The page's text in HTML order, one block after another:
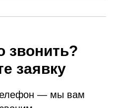
звонить?
заявку
— мы вам